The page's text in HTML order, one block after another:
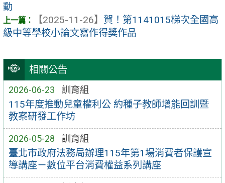
相關公告
2026-06-23 訓育組
115年度推動兒童權利公 約種子教師增能回訓暨
教案研發工作坊
2026-05-28 訓育組
臺北市政府法務局辦理115年第1場消費者保護宣
導講座－數位平台消費權益系列講座
動
【2025-11-26】 賀！第1141015梯次全國高
級中等學校小論文寫作得獎作品